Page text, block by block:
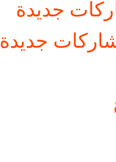
جديدة
جديدة